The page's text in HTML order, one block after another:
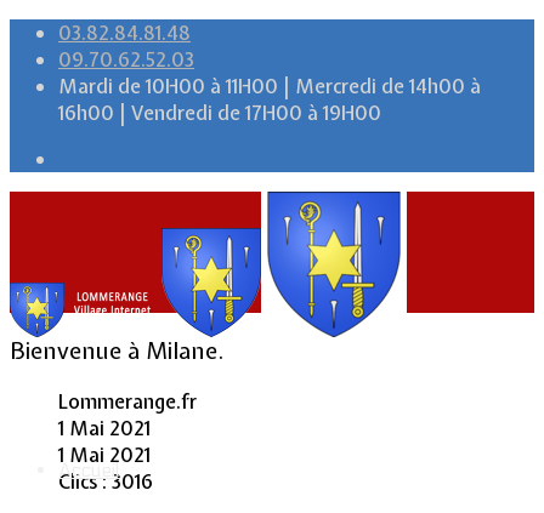
03.82.84.81.48
09.70.62.52.03
Mardi de 10H00 à 11H00 | Mercredi de 14h00 à
16h00 | Vendredi de 17H00 à 19H00
Accueil
Bienvenue à Milane.
Lommerange.fr
1 Mai 2021
1 Mai 2021
Clics : 3016